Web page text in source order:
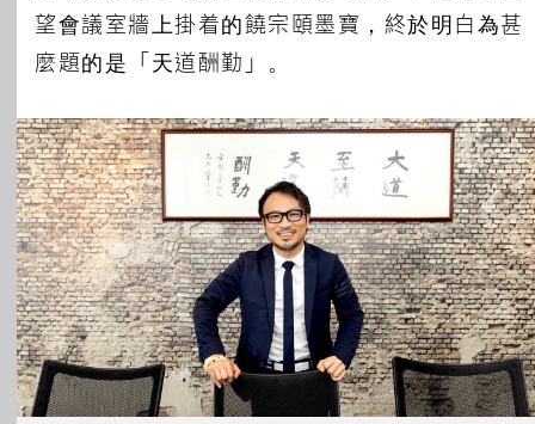
望會議室牆上掛着的饒宗頤墨寶，終於明白為甚
麼題的是「天道酬勤」。